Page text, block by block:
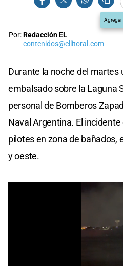
Agregar
Por:Redacción EL
contenidos@ellitoral.com
Durante la noche del martes
embalsado sobre la Laguna
personal de Bomberos
Naval Argentina. El
pilotes en zona de bañados,
y oeste.